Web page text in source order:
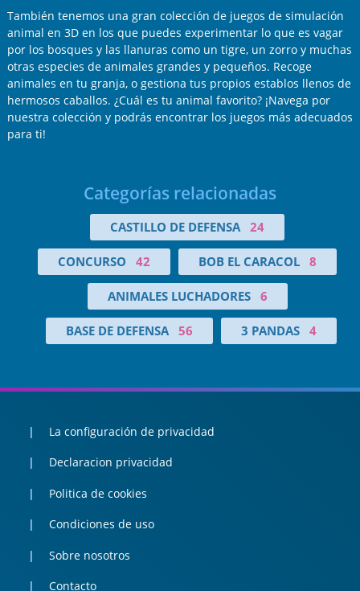
También tenemos una gran colección de juegos de simulación
animal en 3D en los que puedes experimentar lo que es vagar
por los bosques y las llanuras como un tigre, un zorro y muchas
otras especies de animales grandes y pequeños. Recoge
animales en tu granja, o gestiona tus propios establos llenos de
hermosos caballos. ¿Cuál es tu animal favorito? ¡Navega por
nuestra colección y podrás encontrar los juegos más adecuados
para ti!
Categorías relacionadas
CASTILLO DE DEFENSA 24
CONCURSO 42 BOB EL CARACOL 8
ANIMALES LUCHADORES 6
BASE DE DEFENSA 56 3 PANDAS 4
La configuración de privacidad
Declaracion privacidad
Politica de cookies
Condiciones de uso
Sobre nosotros
Contacto